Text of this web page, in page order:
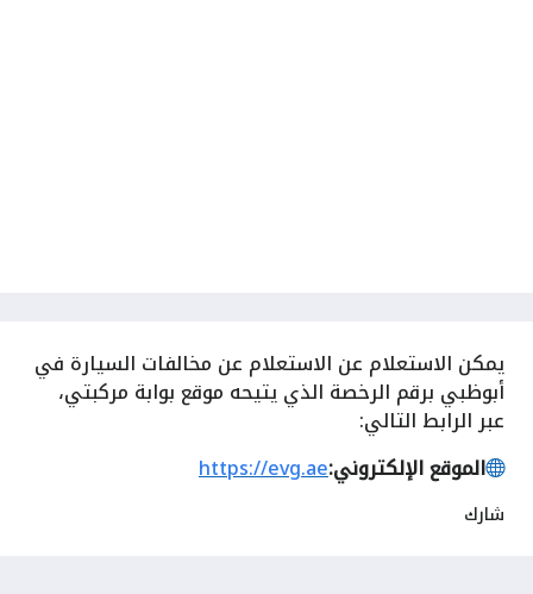
يمكن الاستعلام عن الاستعلام عن مخالفات السيارة في
أبوظبي برقم الرخصة ‏الذي يتيحه موقع بوابة مركبتي،
عبر الرابط التالي:
الموقع الإلكتروني:https://evg.ae
شارك